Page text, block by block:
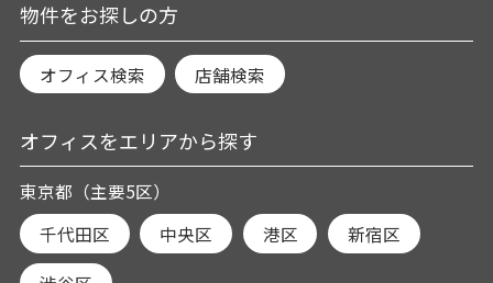
物件をお探しの方
オフィス検索 店舗検索
オフィスをエリアから探す
東京都（主要5区）
千代田区
中央区 港区 新宿区